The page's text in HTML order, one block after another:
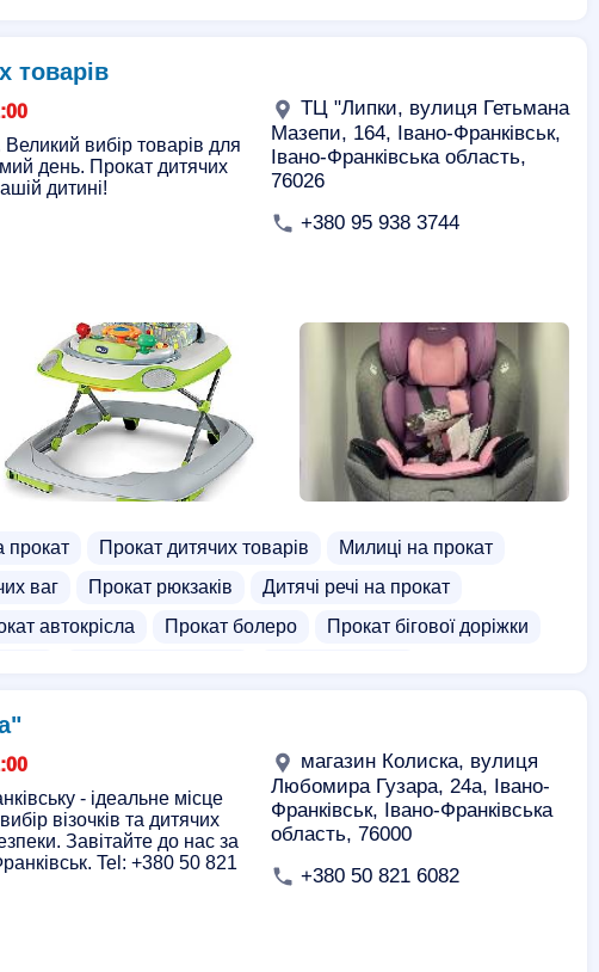
товарів
Великий вибір товарів для
день. Прокат дитячих
дитині!
ТЦ "Липки, вулиця Гетьмана
Мазепи, 164, Івано-Франківськ,
Івано-Франківська область,
76026
+380 95 938 3744
прокат Прокат дитячих товарів
Милиці на прокат
ваг Прокат рюкзаків
Дитячі речі на прокат
автокрісла Прокат болеро
Прокат бігової доріжки
колясок
- ідеальне місце
візочків та дитячих
Завітайте до нас за
Tel: +380 50 821
магазин Колиска, вулиця
Любомира Гузара, 24a, Івано-
Франківськ, Івано-Франківська
область, 76000
+380 50 821 6082